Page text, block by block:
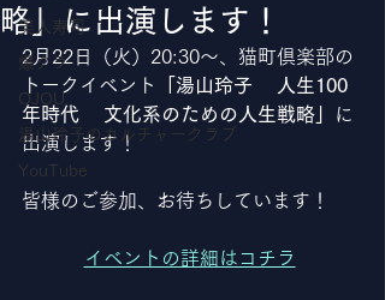
美人寿司
爆クラ
OJOU
湯山玲子のカルチャークラブ
YouTube
略」に出演します！
2月22日（火）20:30～、猫町倶楽部の
トークイベント
「湯山玲子    人生100
年時代    文化系のための人生戦略」
に
出演します！
皆様のご参加、お待ちしています！
イベントの詳細はコチラ